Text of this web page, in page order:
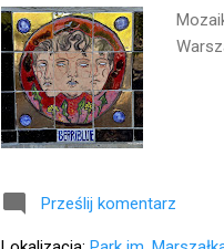
Prześlij komentarz